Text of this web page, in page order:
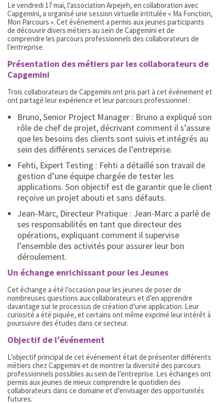
Le vendredi 17 mai, l’association Arpejeh, en collaboration avec
Capgemini, a organisé une session virtuelle intitulée « Ma Fonction,
Mon Parcours ». Cet événement a permis aux jeunes participants
de découvrir divers métiers au sein de Capgemini et de
comprendre les parcours professionnels des collaborateurs de
l’entreprise.
Présentation des métiers par les collaborateurs de
Capgemini
Trois collaborateurs de Capgemini ont pris part à cet événement et
ont partagé leur expérience et leur parcours professionnel :
Bruno, Senior Project Manager : Bruno a expliqué son
rôle de chef de projet, décrivant comment il s’assure
que les besoins des clients sont suivis et intégrés au
sein des différents services de l’entreprise.
Fehti, Expert Testing : Fehti a détaillé son travail de
gestion d’une équipe chargée de tester les
applications. Son objectif est de garantir que le client
reçoive un projet abouti et sans défauts.
Jean-Marc, Directeur Pratique : Jean-Marc a parlé de
ses responsabilités en tant que directeur des
opérations, expliquant comment il supervise
l’ensemble des activités pour assurer leur bon
déroulement.
Un échange enrichissant pour les Jeunes
Cet échange a été l’occasion pour les jeunes de poser de
nombreuses questions aux collaborateurs et d’en apprendre
davantage sur le processus de création d’une application. Leur
curiosité a été piquée, et certains ont même exprimé leur intérêt à
poursuivre des études dans ce secteur.
Objectif de l’événement
L’objectif principal de cet événement était de présenter différents
métiers chez Capgemini et de montrer la diversité des parcours
professionnels possibles au sein de l’entreprise. Les échanges ont
permis aux jeunes de mieux comprendre le quotidien des
collaborateurs dans ce domaine et d’envisager des opportunités
futures.